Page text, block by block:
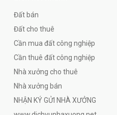
Đất bán
Đất cho thuê
Cần mua đất công nghiệp
Cần thuê đất công nghiệp
Nhà xưởng cho thuê
Nhà xưởng bán
NHẬN KÝ GỬI NHÀ XƯỞNG